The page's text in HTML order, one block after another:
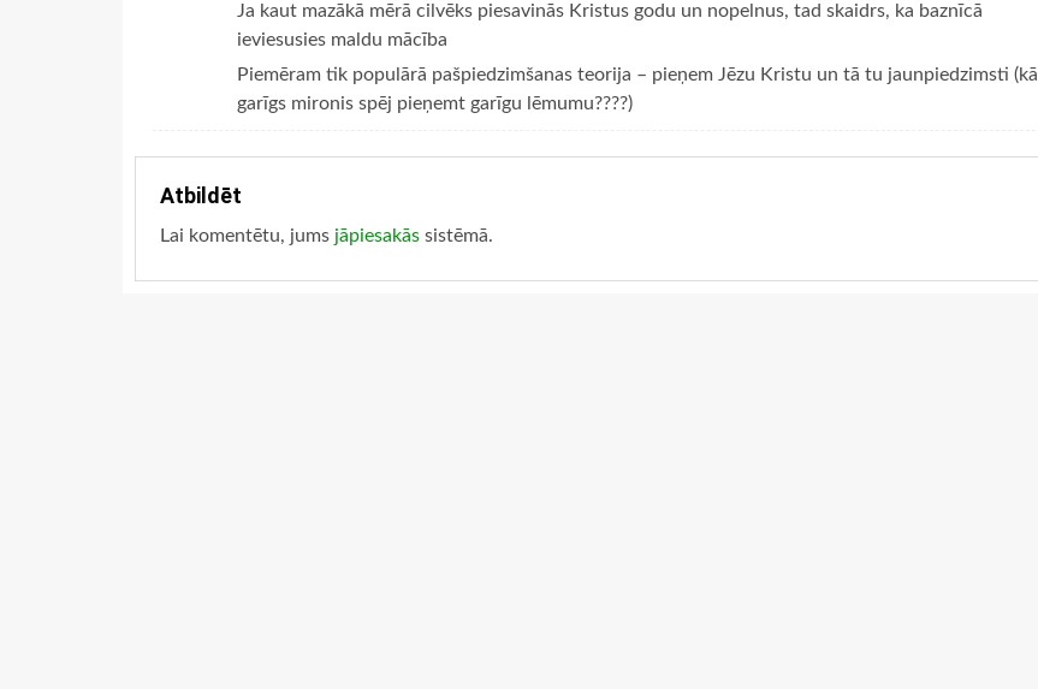
Ja kaut mazākā mērā cilvēks piesavinās Kristus godu un nopelnus, tad skaidrs, ka baznīcā
ieviesusies maldu mācība
Piemēram tik populārā pašpiedzimšanas teorija – pieņem Jēzu Kristu un tā tu jaunpiedzimsti (kā
garīgs mironis spēj pieņemt garīgu lēmumu????)
Atbildēt
Lai komentētu, jums jāpiesakās sistēmā.